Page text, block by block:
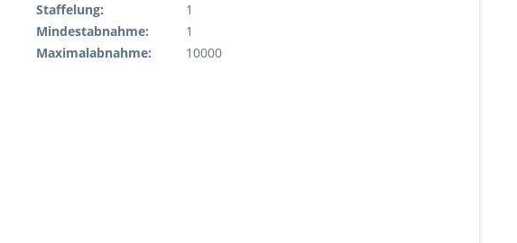
Staffelung:
1
Mindestabnahme:
1
Maximalabnahme:
10000